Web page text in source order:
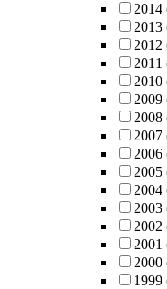
2014
2013
2012
2011
2010
2009
2008
2007
2006
2005
2004
2003
2002
2001
2000
1999